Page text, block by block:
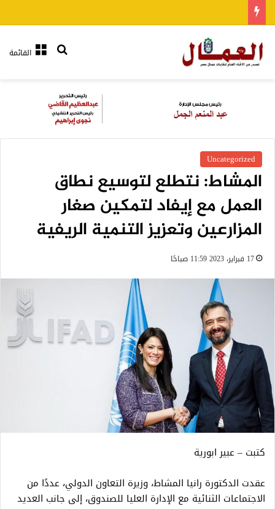
القائمةبحث عن
Uncategorized
المشاط: نتطلع لتوسيع نطاق
العمل مع إيفاد لتمكين صغار
المزارعين وتعزيز التنمية الريفية
17 فبراير، 2023 11:59 صباحًا
كتبت – عبير ابورية
عقدت الدكتورة رانيا المشاط، وزيرة التعاون الدولي، عددًا من
الاجتماعات الثنائية مع الإدارة العليا للصندوق، إلى جانب العديد